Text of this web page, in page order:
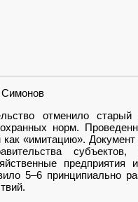
Симонов
отменило
норм.
как «имитацию».
5–6 принципиально